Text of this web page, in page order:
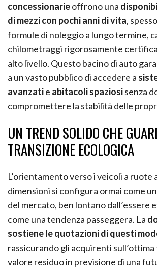
concessionarieoffrono una
di mezzicon pochi anni di vita,
formule di noleggio a lungo termine,
chilometraggi rigorosamente
alto livello. Questo bacino di auto
a un vasto pubblico di accedere a
avanzatie abitacoli spaziosisenza
compromettere la stabilità delle
UN TREND SOLIDO CHE
TRANSIZIONE ECOLOGICA
L’orientamento verso i veicoli a ruote
dimensioni si configura ormai come
del mercato, ben lontano dall’essere
come una tendenza passeggera. La
sostiene le quotazioni di questi
rassicurando gli acquirenti
valore residuo in previsione di una